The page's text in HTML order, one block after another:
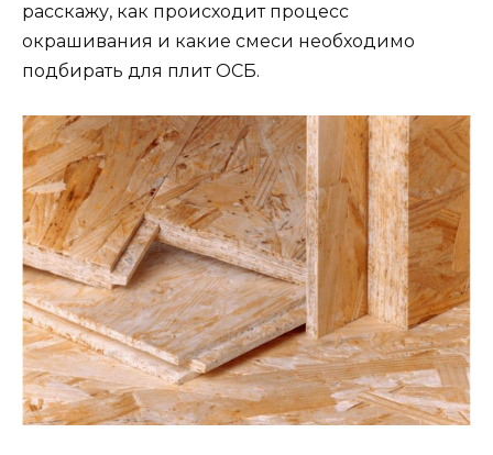
расскажу, как происходит процесс
окрашивания и какие смеси необходимо
подбирать для плит ОСБ.